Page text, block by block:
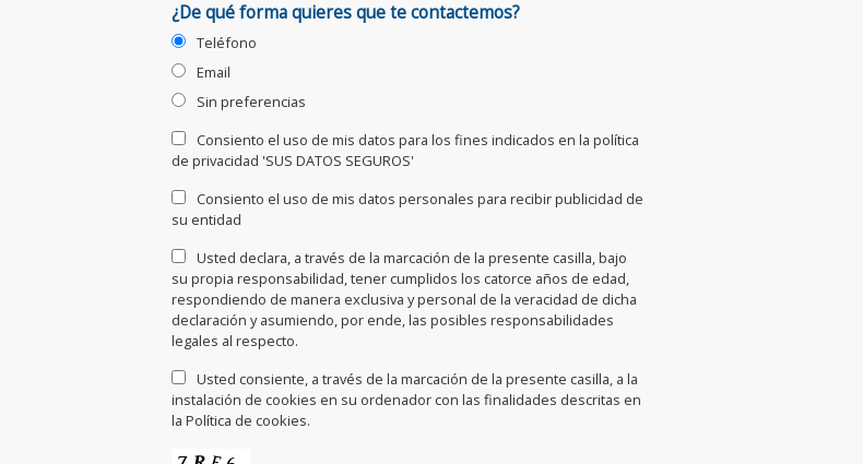
¿De qué forma quieres que te contactemos?
Teléfono
Email
Sin preferencias
Consiento el uso de mis datos para los fines indicados en la política
de privacidad 'SUS DATOS SEGUROS'
Consiento el uso de mis datos personales para recibir publicidad de
su entidad
Usted declara, a través de la marcación de la presente casilla, bajo
su propia responsabilidad, tener cumplidos los catorce años de edad,
respondiendo de manera exclusiva y personal de la veracidad de dicha
declaración y asumiendo, por ende, las posibles responsabilidades
legales al respecto.
Usted consiente, a través de la marcación de la presente casilla, a la
instalación de cookies en su ordenador con las finalidades descritas en
la Política de cookies.